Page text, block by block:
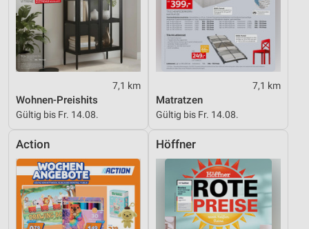
7,1 km
Wohnen-Preishits
Gültig bis Fr. 14.08.
7,1 km
Matratzen
Gültig bis Fr. 14.08.
Action Höffner